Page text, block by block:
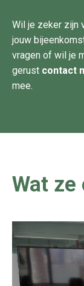
Wil je zeker zijn
jouw
vragen of wil je
gerust contact
mee.
Wat ze